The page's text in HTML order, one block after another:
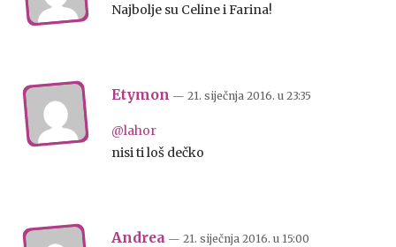
Najbolje su Celine i Farina!
Etymon — 21. siječnja 2016. u 23:35
@lahor
nisi ti loš dečko
Andrea — 21. siječnja 2016. u 15:00